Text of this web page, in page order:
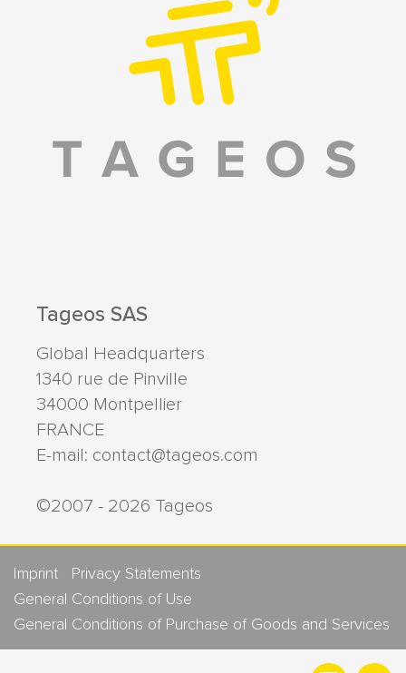
Tageos SAS
Global Headquarters
1340 rue de Pinville
34000 Montpellier
FRANCE
E-mail: contact@tageos.com
©2007 - 2026 Tageos
Imprint
Privacy Statements
General Conditions of Use
General Conditions of Purchase of Goods and Services